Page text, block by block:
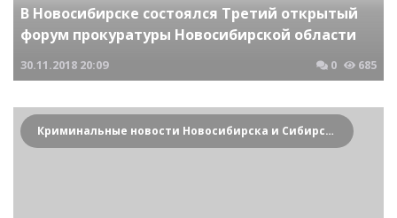
В Новосибирске состоялся Третий открытый
форум прокуратуры Новосибирской области
30.11.2018 20:09 0 685
Криминальные новости Новосибирска и Сибирского региона